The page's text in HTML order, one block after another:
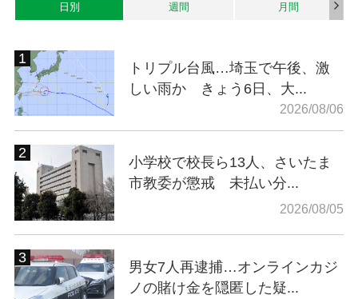
日別 週間 月間
トリプル台風…埼玉で午後、激
しい雨か きょう6日、大...
2026/08/06
小学校で校長ら13人、さいたま
市教委が懲戒 未払い分...
2026/08/05
男女7人再逮捕…オンラインカジ
ノの賭け金を隠匿した疑...